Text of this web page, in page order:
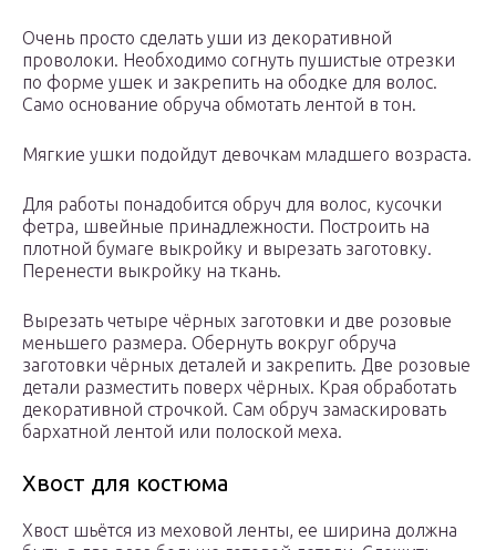
Очень просто сделать уши из декоративной
проволоки. Необходимо согнуть пушистые отрезки
по форме ушек и закрепить на ободке для волос.
Само основание обруча обмотать лентой в тон.
Мягкие ушки подойдут девочкам младшего возраста.
Для работы понадобится обруч для волос, кусочки
фетра, швейные принадлежности. Построить на
плотной бумаге выкройку и вырезать заготовку.
Перенести выкройку на ткань.
Вырезать четыре чёрных заготовки и две розовые
меньшего размера. Обернуть вокруг обруча
заготовки чёрных деталей и закрепить. Две розовые
детали разместить поверх чёрных. Края обработать
декоративной строчкой. Сам обруч замаскировать
бархатной лентой или полоской меха.
Хвост для костюма
Хвост шьётся из меховой ленты, ее ширина должна